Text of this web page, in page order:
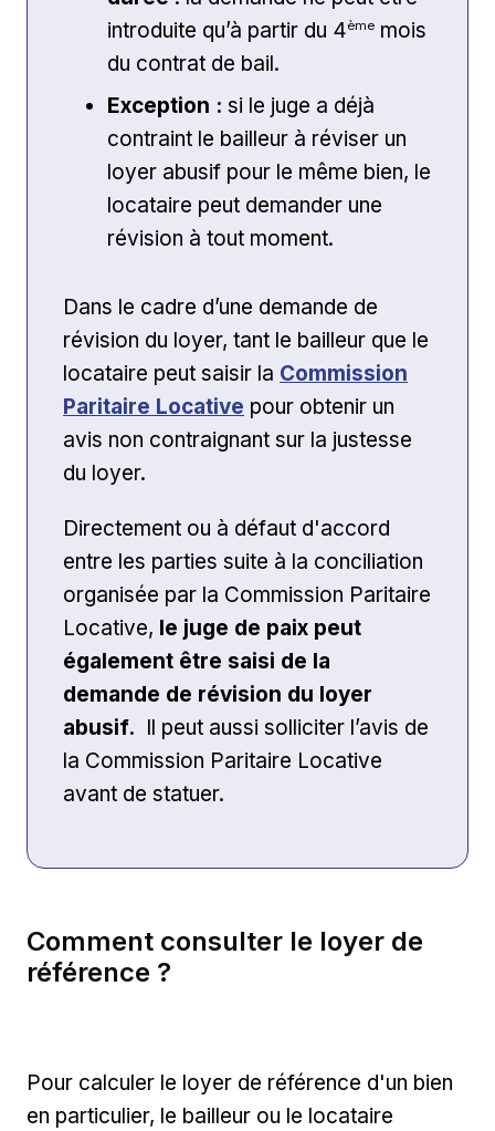
introduite qu’à partir du 4ème mois
du contrat de bail.
Exception : si le juge a déjà
contraint le bailleur à réviser un
loyer abusif pour le même bien, le
locataire peut demander une
révision à tout moment.
Dans le cadre d’une demande de
révision du loyer, tant le bailleur que le
locataire peut saisir la Commission
Paritaire Locative pour obtenir un
avis non contraignant sur la justesse
du loyer.
Directement ou à défaut d'accord
entre les parties suite à la conciliation
organisée par la Commission Paritaire
Locative, le juge de paix peut
également être saisi de la
demande de révision du loyer
abusif. Il peut aussi solliciter l’avis de
la Commission Paritaire Locative
avant de statuer.
Comment consulter le loyer de
référence ?
Pour calculer le loyer de référence d'un bien
en particulier, le bailleur ou le locataire